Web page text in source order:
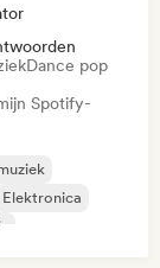
Dance pop
Spotify-
Elektronica